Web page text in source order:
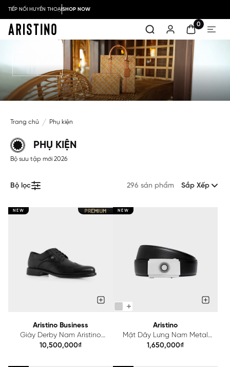
TIẾP NỐI HUYỀN THOẠISHOP NOW
0
Trang chủ Phụ kiện
PHỤ KIỆN
Bộ sưu tập mới 2026
Bộ lọc 296 sản phẩm Sắp Xếp
NEW
Aristino Business
Giày Derby Nam Aristino
Business 1SH0110S2
10,500,000₫
NEW
Aristino
Mặt Dây Lưng Nam Metal
Bạc Aristino ABK001S0H2
1,650,000₫